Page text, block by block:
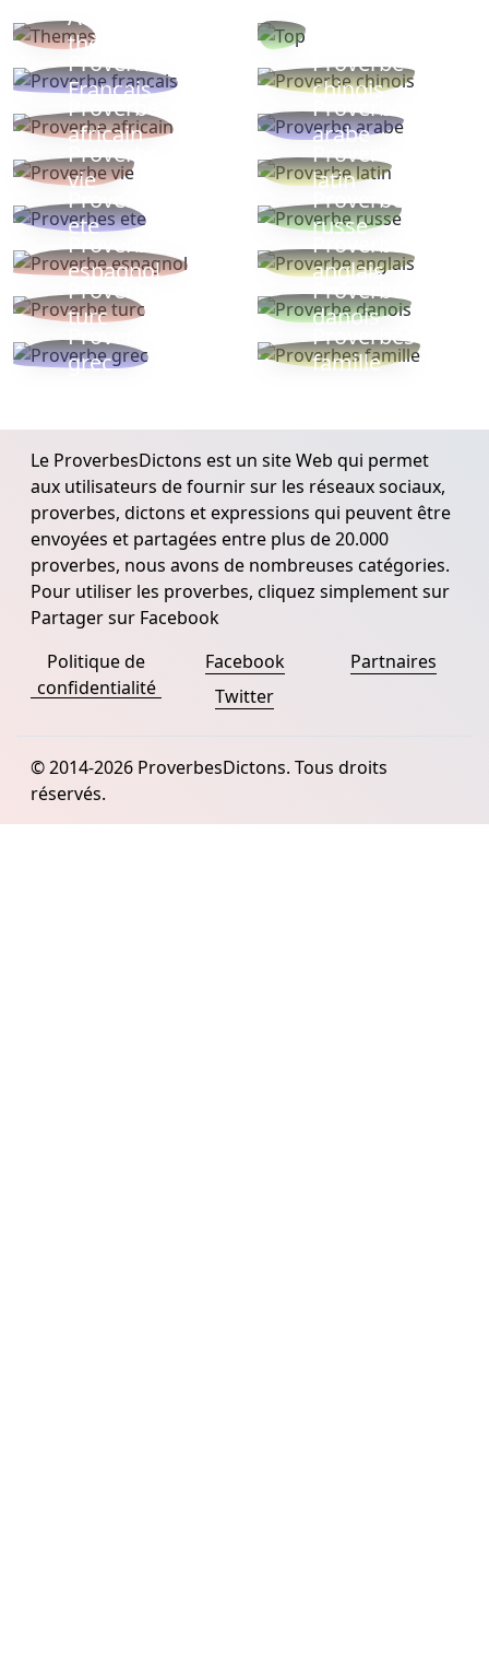
Autres
thèmes
Proverbe
Français
Proverbe
chinois
Proverbe
africain
Proverbe
arabe
Proverbe
vie
Proverbe
latin
Proverbes
ete
Proverbe
russe
Proverbe
espagnol
Proverbe
anglais
Proverbe
turc
Proverbe
danois
Proverbe
grec
Proverbes
famille
Le ProverbesDictons est un site Web qui permet
aux utilisateurs de fournir sur les réseaux sociaux,
proverbes, dictons et expressions qui peuvent être
envoyées et partagées entre plus de 20.000
proverbes, nous avons de nombreuses catégories.
Pour utiliser les proverbes, cliquez simplement sur
Partager sur Facebook
Politique de
confidentialité
Facebook
Twitter
Partnaires
© 2014-2026 ProverbesDictons. Tous droits
réservés.